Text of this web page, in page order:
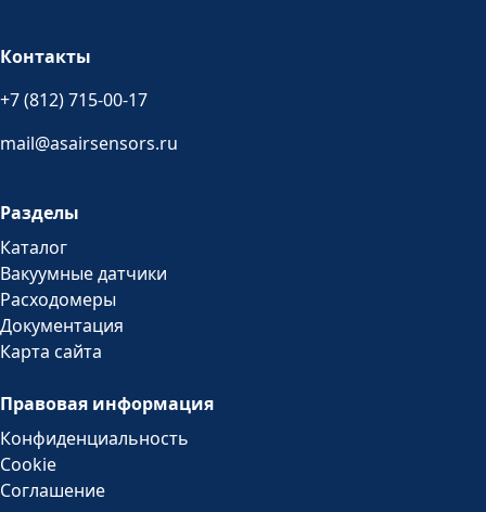
Контакты
+7 (812) 715-00-17
mail@asairsensors.ru
Разделы
Каталог
Вакуумные датчики
Расходомеры
Документация
Карта сайта
Правовая информация
Конфиденциальность
Cookie
Соглашение